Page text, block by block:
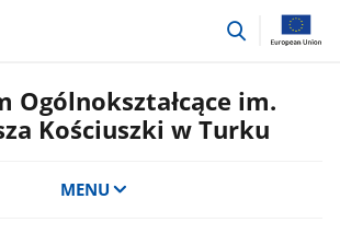
przejdź
Ogólnokształcące im.
Kościuszki w Turku
MENU